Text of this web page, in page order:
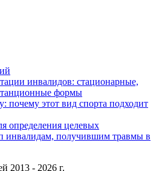
инвалидов: стационарные,
формы
почему этот вид спорта подходит
определения целевых
инвалидам, получившим травмы в
2013 - 2026 г.